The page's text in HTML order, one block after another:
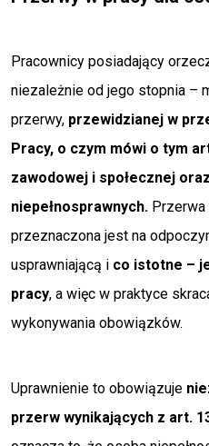
Pracownicy posiadający
niezależnie od jego stopnia –
przerwy, przewidzianej w
Pracy, o czym mówi o tym
zawodowej i społecznej
niepełnosprawnych. Przerwa
przeznaczona jest na
usprawniającą i co istotne –
pracy, a więc w praktyce
wykonywania obowiązków.
Uprawnienie to obowiązuje
przerw wynikających z art.